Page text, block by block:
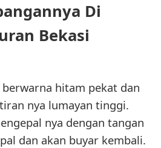
Di
Bekasi
hitam pekat dan
nya lumayan tinggi.
nya dengan tangan
dan akan buyar kembali.